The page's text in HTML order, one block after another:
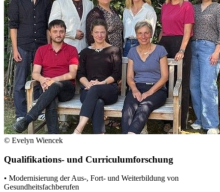
© Evelyn Wiencek
Qualifikations- und Curriculumforschung
• Modernisierung der Aus-, Fort- und Weiterbildung von
Gesundheitsfachberufen